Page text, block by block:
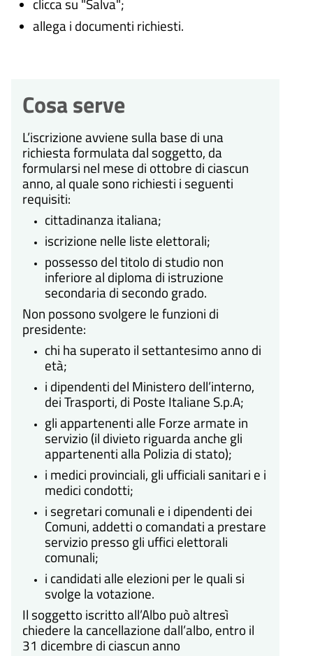
allega i documenti richiesti.
Cosa serve
L’iscrizione avviene sulla base di una
richiesta formulata dal soggetto, da
formularsi nel mese di ottobre di ciascun
anno, al quale sono richiesti i seguenti
requisiti:
cittadinanza italiana;
iscrizione nelle liste elettorali;
possesso del titolo di studio non
inferiore al diploma di istruzione
secondaria di secondo grado.
Non possono svolgere le funzioni di
presidente:
chi ha superato il settantesimo anno di
età;
i dipendenti del Ministero dell’interno,
dei Trasporti, di Poste Italiane S.p.A;
gli appartenenti alle Forze armate in
servizio (il divieto riguarda anche gli
appartenenti alla Polizia di stato);
i medici provinciali, gli ufficiali sanitari e i
medici condotti;
i segretari comunali e i dipendenti dei
Comuni, addetti o comandati a prestare
servizio presso gli uffici elettorali
comunali;
i candidati alle elezioni per le quali si
svolge la votazione.
Il soggetto iscritto all’Albo può altresì
chiedere la cancellazione dall’albo, entro il
31 dicembre di ciascun anno